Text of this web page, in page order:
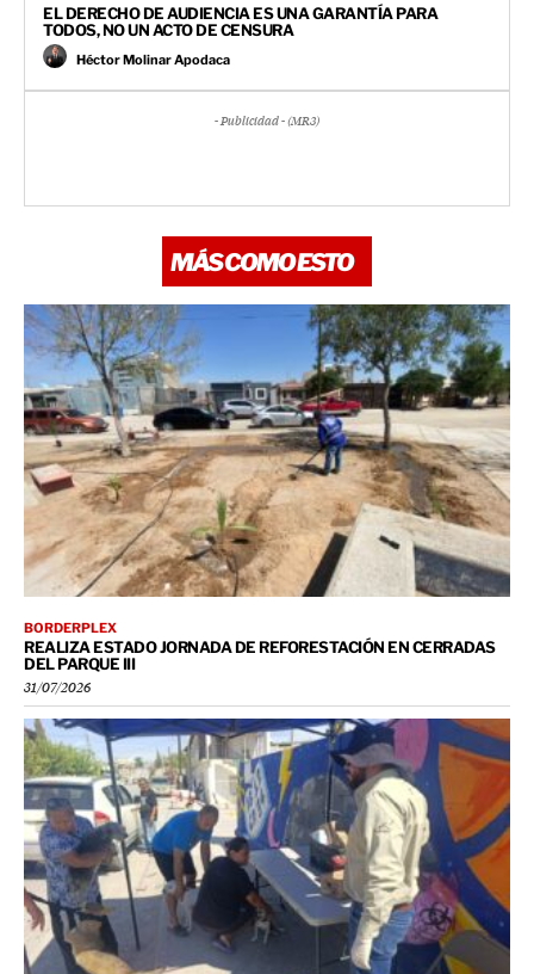
EL DERECHO DE AUDIENCIA ES UNA GARANTÍA PARA
TODOS, NO UN ACTO DE CENSURA
Héctor Molinar Apodaca
- Publicidad - (MR3)
MÁS COMO ESTO
BORDERPLEX
REALIZA ESTADO JORNADA DE REFORESTACIÓN EN CERRADAS
DEL PARQUE III
31/07/2026